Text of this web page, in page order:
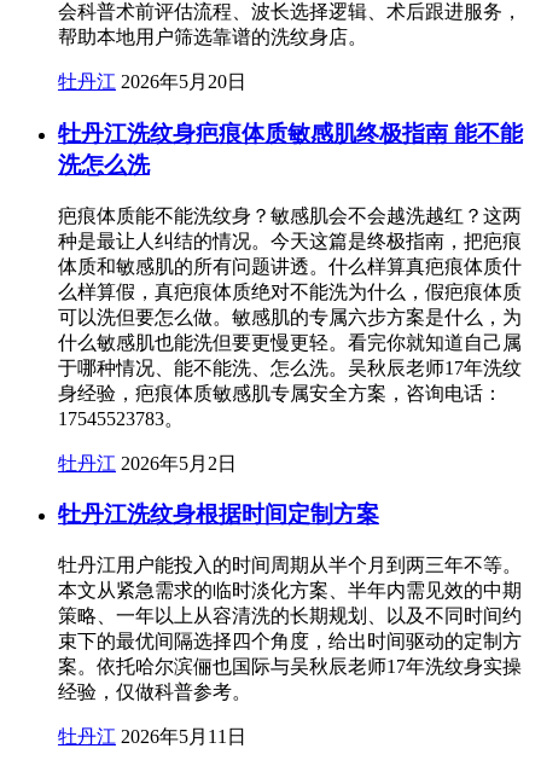
会科普术前评估流程、波长选择逻辑、术后跟进服务，
帮助本地用户筛选靠谱的洗纹身店。
牡丹江 2026年5月20日
牡丹江洗纹身疤痕体质敏感肌终极指南 能不能
洗怎么洗
疤痕体质能不能洗纹身？敏感肌会不会越洗越红？这两
种是最让人纠结的情况。今天这篇是终极指南，把疤痕
体质和敏感肌的所有问题讲透。什么样算真疤痕体质什
么样算假，真疤痕体质绝对不能洗为什么，假疤痕体质
可以洗但要怎么做。敏感肌的专属六步方案是什么，为
什么敏感肌也能洗但要更慢更轻。看完你就知道自己属
于哪种情况、能不能洗、怎么洗。吴秋辰老师17年洗纹
身经验，疤痕体质敏感肌专属安全方案，咨询电话：
17545523783。
牡丹江 2026年5月2日
牡丹江洗纹身根据时间定制方案
牡丹江用户能投入的时间周期从半个月到两三年不等。
本文从紧急需求的临时淡化方案、半年内需见效的中期
策略、一年以上从容清洗的长期规划、以及不同时间约
束下的最优间隔选择四个角度，给出时间驱动的定制方
案。依托哈尔滨俪也国际与吴秋辰老师17年洗纹身实操
经验，仅做科普参考。
牡丹江 2026年5月11日